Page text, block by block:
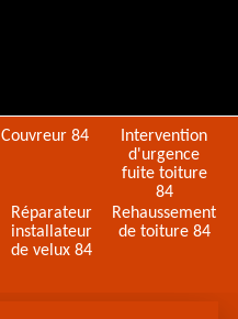
Couvreur 84
Intervention
d'urgence
fuite toiture
84
Réparateur
installateur
de velux 84
Rehaussement
de toiture 84